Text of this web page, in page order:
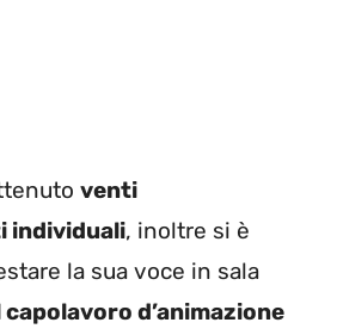
venti
individuali, inoltre si è
la sua voce in sala
d’animazione